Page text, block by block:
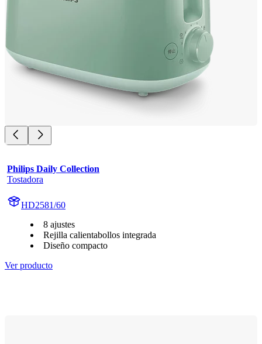
Philips Daily Collection
Tostadora
HD2581/60
8 ajustes
Rejilla calientabollos integrada
Diseño compacto
Ver producto